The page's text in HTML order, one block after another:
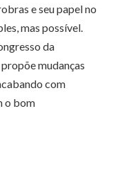
e seu papel no
mas possível.
da
mudanças
com
o bom